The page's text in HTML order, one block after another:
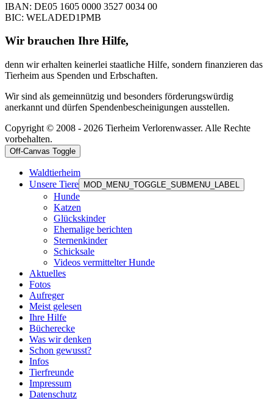
IBAN: DE05 1605 0000 3527 0034 00
BIC: WELADED1PMB
Wir brauchen Ihre Hilfe,
denn wir erhalten keinerlei staatliche Hilfe, sondern finanzieren das
Tierheim aus Spenden und Erbschaften.
Wir sind als gemeinnützig und besonders förderungswürdig
anerkannt und dürfen Spendenbescheinigungen ausstellen.
Copyright © 2008 - 2026 Tierheim Verlorenwasser. Alle Rechte
vorbehalten.
Off-Canvas Toggle
Waldtierheim
Unsere Tiere
MOD_MENU_TOGGLE_SUBMENU_LABEL
Hunde
Katzen
Glückskinder
Ehemalige berichten
Sternenkinder
Schicksale
Videos vermittelter Hunde
Aktuelles
Fotos
Aufreger
Meist gelesen
Ihre Hilfe
Bücherecke
Was wir denken
Schon gewusst?
Infos
Tierfreunde
Impressum
Datenschutz